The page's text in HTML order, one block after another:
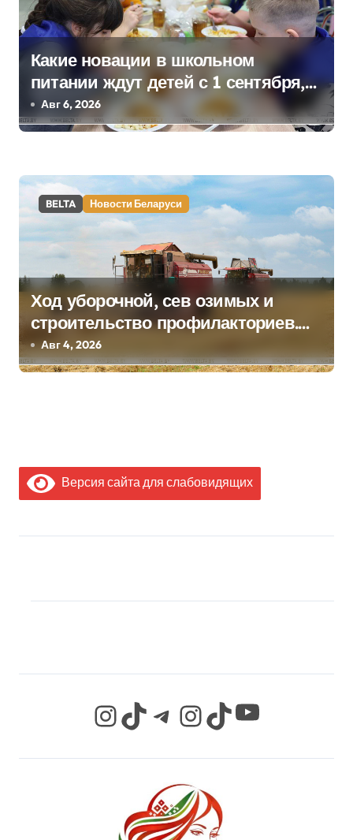
и
с
я
м
Какие новации в школьном
питании ждут детей с 1 сентября,
рассказали в правительстве
Авг 6, 2026
BELTA Новости Беларуси
Ход уборочной, сев озимых и
строительство профилакториев.
Лукашенко заслушал доклад главы
Минсельхозпрода
Авг 4, 2026
Версия сайта для слабовидящих
InstagramTikTok Telegram InstagramTikTok YouTube